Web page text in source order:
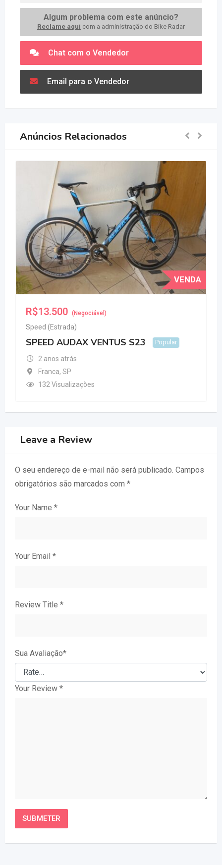
Algum problema com este anúncio?
Reclame aqui com a administração do Bike Radar
Chat com o Vendedor
Email para o Vendedor
Anúncios Relacionados
VENDA
R$13.500 (Negociável)
Speed (Estrada)
SPEED AUDAX VENTUS S23 Popular
2 anos atrás
Franca, SP
132 Visualizações
Leave a Review
O seu endereço de e-mail não será publicado. Campos
obrigatórios são marcados com *
Your Name *
Your Email *
Review Title *
Sua Avaliação*
Your Review *